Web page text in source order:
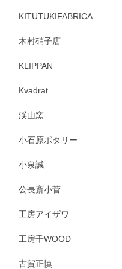
KITUTUKIFABRICA
木村硝子店
KLIPPAN
Kvadrat
渓山窯
小石原ポタリー
小泉誠
公長斎小菅
工房アイザワ
工房千WOOD
古賀正慎